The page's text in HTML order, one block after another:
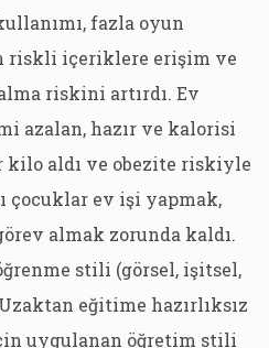
fazla oyun
riskli içeriklere erişim ve
riskini artırdı. Ev
azalan, hazır ve kalorisi
kilo aldı ve obezite riskiyle
çocuklar ev işi yapmak,
almak zorunda kaldı.
stili (görsel, işitsel,
eğitime hazırlıksız
uygulanan öğretim stili